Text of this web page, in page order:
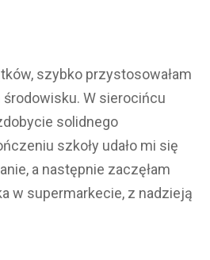
szybko przystosowałam
W sierocińcu
solidnego
szkoły udało mi się
a następnie zaczęłam
w supermarkecie, z nadzieją